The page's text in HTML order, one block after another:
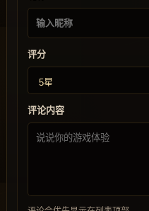
评分
评论内容